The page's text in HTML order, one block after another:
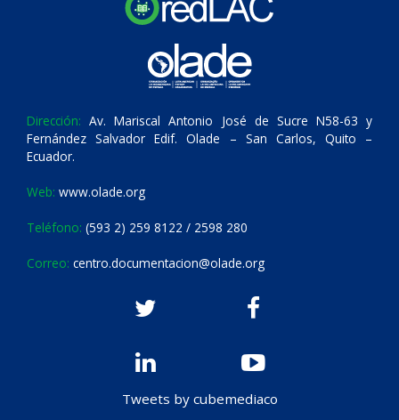
Dirección: Av. Mariscal Antonio José de Sucre N58-63 y
Fernández Salvador Edif. Olade – San Carlos, Quito –
Ecuador.
Web: www.olade.org
Teléfono: (593 2) 259 8122 / 2598 280
Correo: centro.documentacion@olade.org
Tweets by cubemediaco